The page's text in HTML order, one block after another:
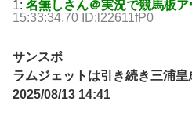
1: 名無しさん＠実況で競馬板ア
15:33:34.70 ID:l22611fP0
サンスポ
ラムジェットは引き続き三浦
2025/08/13 14:41